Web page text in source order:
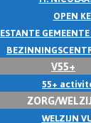
OPEN
V55+
55+
ZORG/
WELZIJN